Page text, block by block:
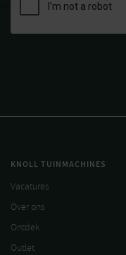
KNOLL TUINMACHINES
Vacatures
Over ons
Ontdek
Outlet